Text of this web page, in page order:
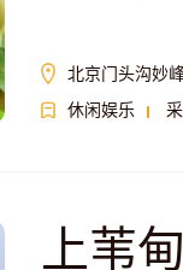
北京门头沟妙
休闲娱乐
上苇